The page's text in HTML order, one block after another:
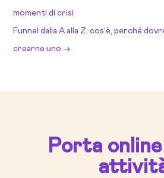
momenti di crisi
Funnel dalla A alla Z: cos'è, perché
crearne uno →
Porta